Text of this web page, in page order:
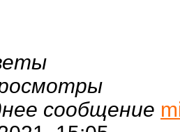
сообщение